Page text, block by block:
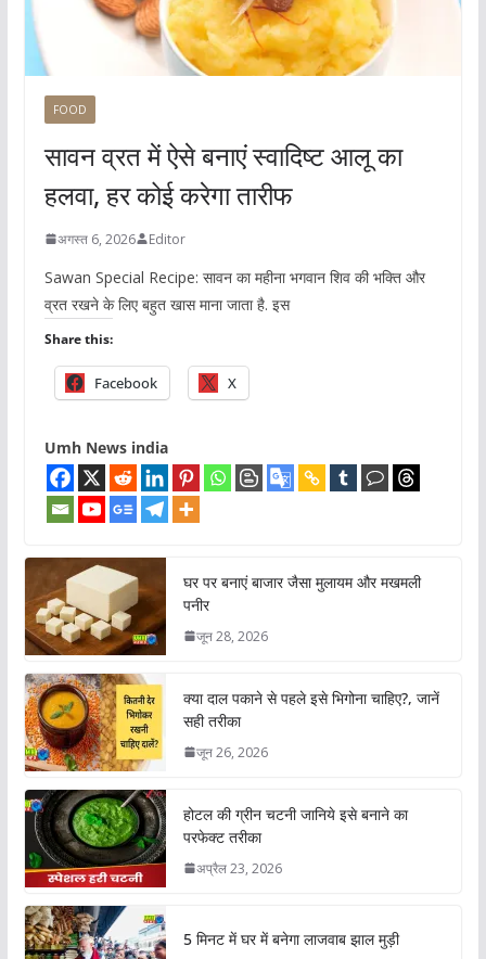
FOOD
सावन व्रत में ऐसे बनाएं स्वादिष्ट आलू का
हलवा, हर कोई करेगा तारीफ
अगस्त 6, 2026 Editor
Sawan Special Recipe: सावन का महीना भगवान शिव की भक्ति और
व्रत रखने के लिए बहुत खास माना जाता है. इस
Share this:
Facebook X
Umh News india
घर पर बनाएं बाजार जैसा मुलायम और मखमली
पनीर
जून 28, 2026
क्या दाल पकाने से पहले इसे भिगोना चाहिए?, जानें
सही तरीका
जून 26, 2026
होटल की ग्रीन चटनी जानिये इसे बनाने का
परफेक्ट तरीका
अप्रैल 23, 2026
5 मिनट में घर में बनेगा लाजवाब झाल मुड़ी